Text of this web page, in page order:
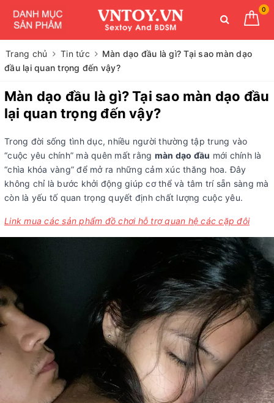
0
Trang chủ Tin tức
Màn dạo đầu là gì? Tại sao màn dạo
đầu lại quan trọng đến vậy?
Màn dạo đầu là gì? Tại sao màn dạo đầu
lại quan trọng đến vậy?
Trong đời sống tình dục, nhiều người thường tập trung vào
“cuộc yêu chính” mà quên mất rằng màn dạo đầu mới chính là
“chìa khóa vàng” để mở ra những cảm xúc thăng hoa. Đây
không chỉ là bước khởi động giúp cơ thể và tâm trí sẵn sàng mà
còn là yếu tố quan trọng quyết định chất lượng cuộc yêu.
Link mua các sản phẩm đồ chơi hỗ trợ quan hệ các cặp đôi